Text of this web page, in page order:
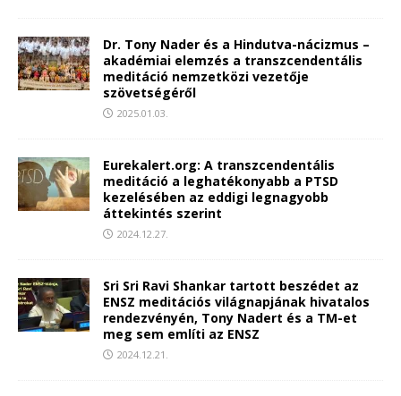
Dr. Tony Nader és a Hindutva-nácizmus –
akadémiai elemzés a transzcendentális
meditáció nemzetközi vezetője
szövetségéről
2025.01.03.
Eurekalert.org: A transzcendentális
meditáció a leghatékonyabb a PTSD
kezelésében az eddigi legnagyobb
áttekintés szerint
2024.12.27.
Sri Sri Ravi Shankar tartott beszédet az
ENSZ meditációs világnapjának hivatalos
rendezvényén, Tony Nadert és a TM-et
meg sem említi az ENSZ
2024.12.21.